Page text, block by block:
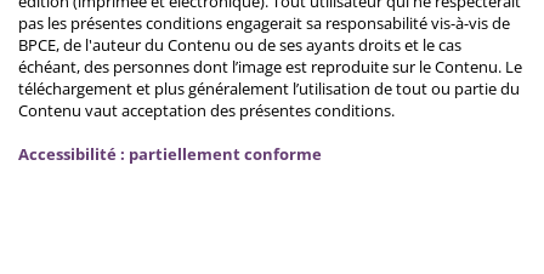
pas les présentes conditions engagerait sa responsabilité vis-à-vis de
BPCE, de l'auteur du Contenu ou de ses ayants droits et le cas
échéant, des personnes dont l’image est reproduite sur le Contenu. Le
téléchargement et plus généralement l’utilisation de tout ou partie du
Contenu vaut acceptation des présentes conditions.
Accessibilité : partiellement conforme